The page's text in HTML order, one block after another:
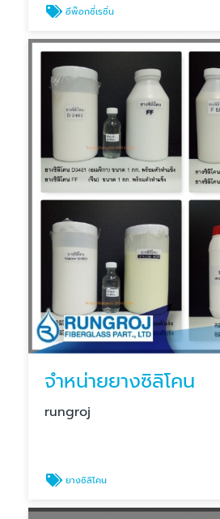
อีพ๊อกซี่เรซิ่น
จำหน่ายยางซิลิโคน
rungroj
ยางซิลิโคน